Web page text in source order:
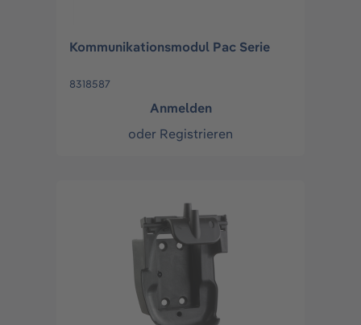
Kommunikationsmodul Pac Serie
8318587
Anmelden
oder Registrieren